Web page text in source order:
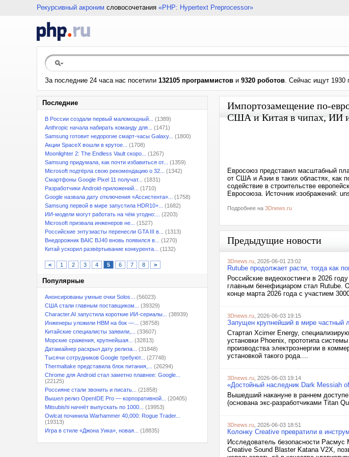
Рекурсивный акроним словосочетания «PHP: Hypertext Preprocessor»
За последние 24 часа нас посетили 132105 программистов и 9320 роботов. Сейчас ищут 1930
Последние
В России создали первый маломощный...
(1389)
Anthropic начала набирать команду для...
(1471)
Samsung готовит недорогие смарт-часы Galaxy...
(1800)
Акции SpaceX вошли в крутое...
(1708)
Moonlighter 2: The Endless Vault скоро...
(1267)
Samsung придумала, как почти избавиться от...
(1359)
Microsoft подтёрла свою рекомендацию о 32...
(1342)
Смартфоны Google Pixel 11 получат...
(1831)
Разработчики Android-приложений...
(1710)
Google назвала дату отключения «Ассистента»...
(1758)
Samsung первой в мире запустила HDR10+...
(1682)
ИИ-модели могут работать на чём угодно:...
(2203)
Microsoft призвала инженеров не...
(1527)
Российские энтузиасты перенесли GTA III в...
(1313)
Внедорожник BAIC BJ40 вновь появился в...
(1270)
Китай ускорил развёртывание конкурента...
(1132)
< 1 2 3 4 5 6 7 8 >
Популярные
Анонсированы умные очки Solos...
(56023)
США стали главным поставщиком...
(39329)
Character.AI запустила короткие ИИ-сериалы...
(38939)
Инженеры уложили HBM на бок —...
(38758)
Китайские специалисты заявили,...
(33607)
Морские сражения, крупнейшая...
(32813)
Датамайнер раскрыл дату релиза...
(31848)
Тысячи сотрудников Google требуют...
(27748)
Thermaltake представила блок питания,...
(26294)
Chrome для Android стал заметно плавнее: Google...
(22125)
Россияне стали звонить и писать...
(21858)
Вышел релиз OpenIDE Pro — корпоративной...
(20405)
Mitsubishi начнёт выпускать по 1000...
(19953)
Owlcat починила Warhammer 40,000: Rogue Trader...
(19313)
Игра в стиле «Джона Уика», новая...
(18835)
Импортозамещение по-
США и Китая в чипах, ИИ
Евросоюз представил масштабный
от США и Азии в таких областях, как
содействие в строительстве
Евросоюза. Источник изображений:
Подробнее на 3Dnews.ru
Предыдущие новости
3Dnews.ru , 2026-06-01 23:02
Rutube продолжает расти, тогда как
Российские видеохостинги в 2026
главным бенефициаром стал Rutube.
конце марта 2026 года с участием
3Dnews.ru , 2026-06-03 19:15
Запущен крупнейший в мире частный
Стартап Xcimer Energy,
установки Phoenix, прототипа
производства электроэнергии в
установкой такого рода....
3Dnews.ru , 2026-06-03 19:14
«Достойный наследник Dark Messiah
Вышедший накануне в раннем
(основана экс-разработчиками Titan
3Dnews.ru , 2026-06-03 18:51
Колонку Creative превратили в
Исследователь безопасности
Creative Sound Blaster Katana V2X,